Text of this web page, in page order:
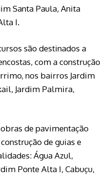
Santa Paula, Anita
I.
são destinados a
com a construção
nos bairros Jardim
Jardim Palmira,
de pavimentação
de guias e
Água Azul,
Ponte Alta I, Cabuçu,